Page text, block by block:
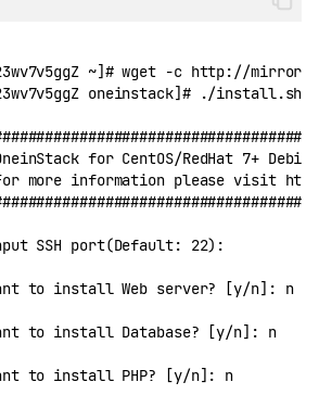
~]# wget -c http://
oneinstack]# ./install.sh
for CentOS/RedHat 7+
more information please visit
SSH port(Default: 22):
to install Web server? [y/n]: n
to install Database? [y/n]: n
to install PHP? [y/n]: n